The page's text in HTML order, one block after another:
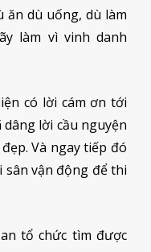
ăn dù uống, dù làm
làm vì vinh danh
có lời cám ơn tới
lời cầu nguyện
Và ngay tiếp đó
sân vận động để thi
tổ chức tìm được